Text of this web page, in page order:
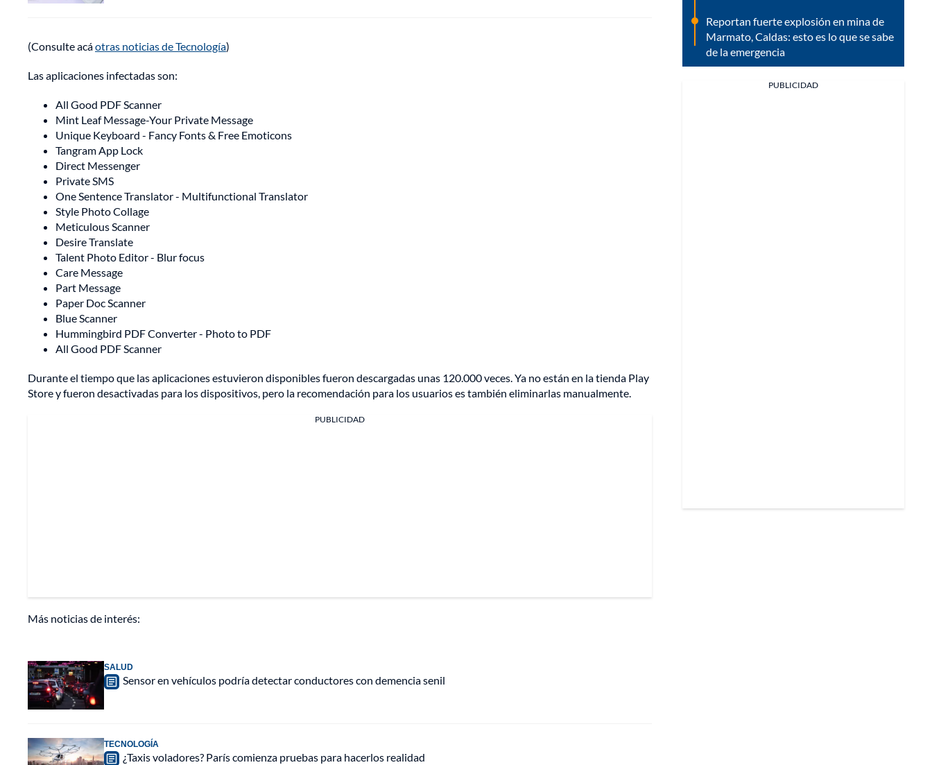
(Consulte acáotras noticias de Tecnología)
Las aplicaciones infectadas son:
All Good PDF Scanner
Mint Leaf Message-Your Private Message
Unique Keyboard - Fancy Fonts & Free Emoticons
Tangram App Lock
Direct Messenger
Private SMS
One Sentence Translator - Multifunctional Translator
Style Photo Collage
Meticulous Scanner
Desire Translate
Talent Photo Editor - Blur focus
Care Message
Part Message
Paper Doc Scanner
Blue Scanner
Hummingbird PDF Converter - Photo to PDF
All Good PDF Scanner
Durante el tiempo que las aplicaciones estuvieron disponibles fueron descargadas unas 120.000 veces. Ya no están en la tienda Play
Store y fueron desactivadas para los dispositivos, pero la recomendación para los usuarios es también eliminarlas manualmente.
PUBLICIDAD
Más noticias de interés:
SALUD
Sensor en vehículos podría detectar conductores con demencia senil
TECNOLOGÍA
¿Taxis voladores? París comienza pruebas para hacerlos realidad
Reportan fuerte explosión en mina de
Marmato, Caldas: esto es lo que se sabe
de la emergencia
PUBLICIDAD